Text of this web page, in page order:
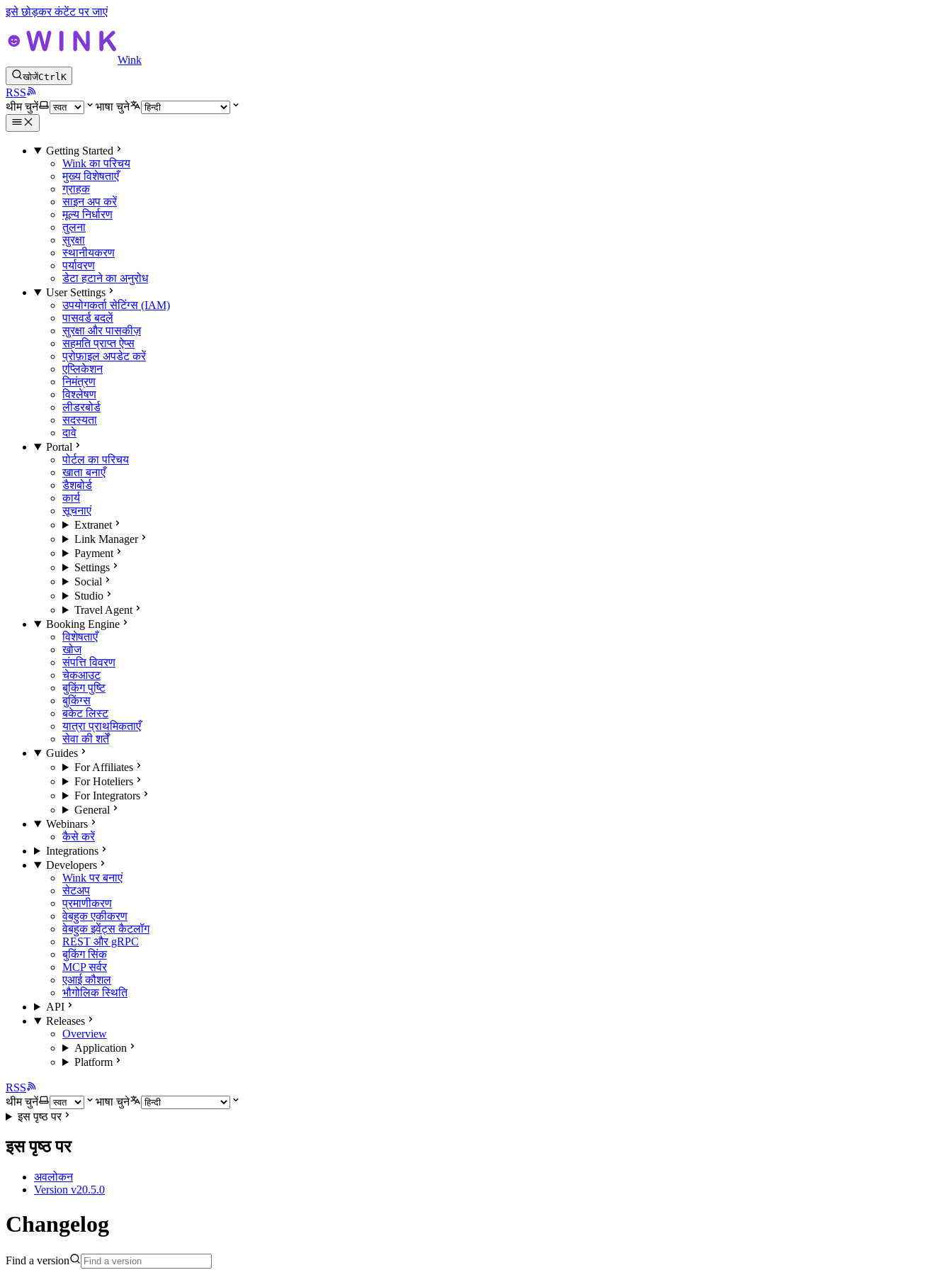
इसे छोड़कर कंटेंट पर जाएं
Wink
खोजेंCtrlK
RSS
थीम चुनें
भाषा चुने
Getting Started
Wink का परिचय
मुख्य विशेषताएँ
ग्राहक
साइन अप करें
मूल्य निर्धारण
तुलना
सुरक्षा
स्थानीयकरण
पर्यावरण
डेटा हटाने का अनुरोध
User Settings
उपयोगकर्ता सेटिंग्स (IAM)
पासवर्ड बदलें
सुरक्षा और पासकीज़
सहमति प्राप्त ऐप्स
प्रोफ़ाइल अपडेट करें
एप्लिकेशन
निमंत्रण
विश्लेषण
लीडरबोर्ड
सदस्यता
दावे
Portal
पोर्टल का परिचय
खाता बनाएँ
डैशबोर्ड
कार्य
सूचनाएं
Extranet
Link Manager
Payment
Settings
Social
Studio
Travel Agent
Booking Engine
विशेषताएँ
खोज
संपत्ति विवरण
चेकआउट
बुकिंग पुष्टि
बुकिंग्स
बकेट लिस्ट
यात्रा प्राथमिकताएँ
सेवा की शर्तें
Guides
For Affiliates
For Hoteliers
For Integrators
General
Webinars
कैसे करें
Integrations
Developers
Wink पर बनाएं
सेटअप
प्रमाणीकरण
वेबहुक एकीकरण
वेबहुक इवेंट्स कैटलॉग
REST और gRPC
बुकिंग सिंक
MCP सर्वर
एआई कौशल
भौगोलिक स्थिति
API
Releases
Overview
Application
Platform
RSS
थीम चुनें
भाषा चुने
इस पृष्ठ पर
इस पृष्ठ पर
अवलोकन
Version v20.5.0
Changelog
Find a version